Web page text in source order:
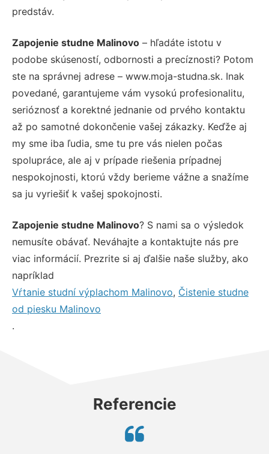
predstáv.
Zapojenie studne Malinovo – hľadáte istotu v
podobe skúseností, odbornosti a precíznosti? Potom
ste na správnej adrese – www.moja-studna.sk. Inak
povedané, garantujeme vám vysokú profesionalitu,
serióznosť a korektné jednanie od prvého kontaktu
až po samotné dokončenie vašej zákazky. Keďže aj
my sme iba ľudia, sme tu pre vás nielen počas
spolupráce, ale aj v prípade riešenia prípadnej
nespokojnosti, ktorú vždy berieme vážne a snažíme
sa ju vyriešiť k vašej spokojnosti.
Zapojenie studne Malinovo? S nami sa o výsledok
nemusíte obávať. Neváhajte a kontaktujte nás pre
viac informácií. Prezrite si aj ďalšie naše služby, ako
napríklad
Vŕtanie studní výplachom Malinovo, Čistenie studne
od piesku Malinovo
.
Referencie